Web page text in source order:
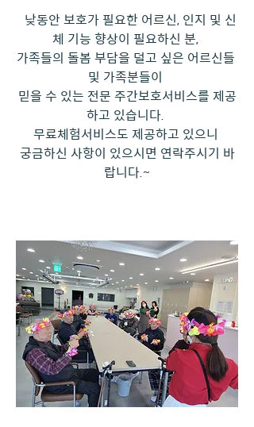
낮동안 보호가 필요한 어르신, 인지 및 신
체 기능 향상이 필요하신 분,
가족들의 돌봄 부담을 덜고 싶은 어르신들
및 가족분들이
믿을 수 있는 전문 주간보호서비스를 제공
하고 있습니다.
무료체험서비스도 제공하고 있으니
궁금하신 사항이 있으시면 연락주시기 바
랍니다.~